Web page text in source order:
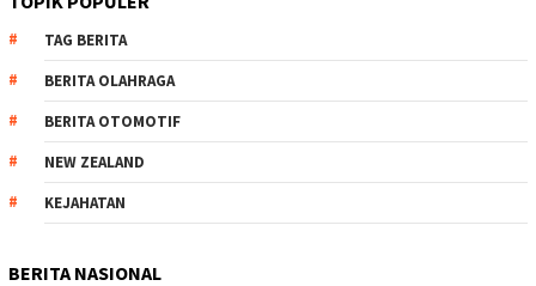
TAG BERITA
BERITA OLAHRAGA
BERITA OTOMOTIF
NEW ZEALAND
KEJAHATAN
BERITA NASIONAL